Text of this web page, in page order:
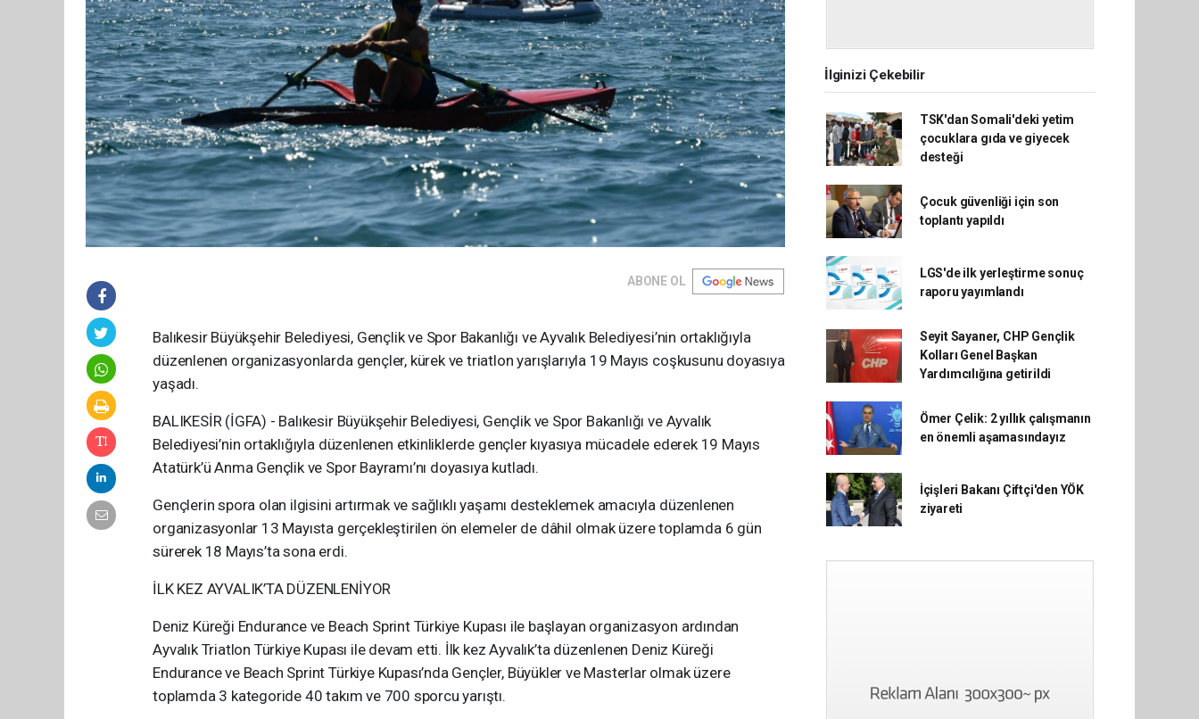
ABONE OL
Balıkesir Büyükşehir Belediyesi, Gençlik ve Spor Bakanlığı ve Ayvalık Belediyesi’nin ortaklığıyla
düzenlenen organizasyonlarda gençler, kürek ve triatlon yarışlarıyla 19 Mayıs coşkusunu doyasıya
yaşadı.
BALIKESİR (İGFA) - Balıkesir Büyükşehir Belediyesi, Gençlik ve Spor Bakanlığı ve Ayvalık
Belediyesi’nin ortaklığıyla düzenlenen etkinliklerde gençler kıyasıya mücadele ederek 19 Mayıs
Atatürk’ü Anma Gençlik ve Spor Bayramı’nı doyasıya kutladı.
Gençlerin spora olan ilgisini artırmak ve sağlıklı yaşamı desteklemek amacıyla düzenlenen
organizasyonlar 13 Mayısta gerçekleştirilen ön elemeler de dâhil olmak üzere toplamda 6 gün
sürerek 18 Mayıs’ta sona erdi.
İLK KEZ AYVALIK’TA DÜZENLENİYOR
Deniz Küreği Endurance ve Beach Sprint Türkiye Kupası ile başlayan organizasyon ardından
Ayvalık Triatlon Türkiye Kupası ile devam etti. İlk kez Ayvalık’ta düzenlenen Deniz Küreği
Endurance ve Beach Sprint Türkiye Kupası’nda Gençler, Büyükler ve Masterlar olmak üzere
toplamda 3 kategoride 40 takım ve 700 sporcu yarıştı.
İlginizi Çekebilir
TSK'dan Somali'deki yetim
çocuklara gıda ve giyecek
desteği
Çocuk güvenliği için son
toplantı yapıldı
LGS'de ilk yerleştirme sonuç
raporu yayımlandı
Seyit Sayaner, CHP Gençlik
Kolları Genel Başkan
Yardımcılığına getirildi
Ömer Çelik: 2 yıllık çalışmanın
en önemli aşamasındayız
İçişleri Bakanı Çiftçi'den YÖK
ziyareti